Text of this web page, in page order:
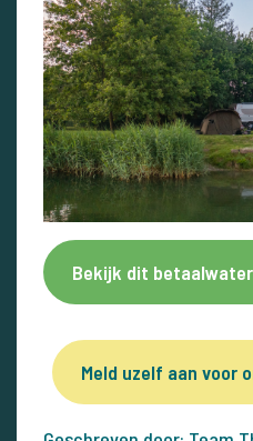
Bekijk dit betaalwater
Meld uzelf aan voor